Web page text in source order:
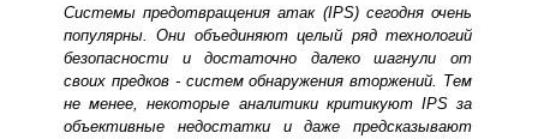
Системы предотвращения атак (IPS) сегодня очень
популярны. Они объединяют целый ряд технологий
безопасности и достаточно далеко шагнули от
своих предков - систем обнаружения вторжений. Тем
не менее, некоторые аналитики критикуют IPS за
объективные недостатки и даже предсказывают